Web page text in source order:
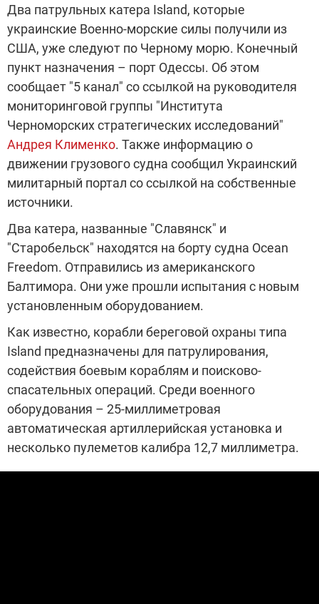
Два патрульных катера Island, которые
украинские Военно-морские силы получили из
США, уже следуют по Черному морю. Конечный
пункт назначения – порт Одессы. Об этом
сообщает "5 канал" со ссылкой на руководителя
мониторинговой группы "Института
Черноморских стратегических исследований"
Андрея Клименко. Также информацию о
движении грузового судна сообщил Украинский
милитарный портал со ссылкой на собственные
источники.
Два катера, названные "Славянск" и
"Старобельск" находятся на борту судна Ocean
Freedom. Отправились из американского
Балтимора. Они уже прошли испытания с новым
установленным оборудованием.
Как известно, корабли береговой охраны типа
Island предназначены для патрулирования,
содействия боевым кораблям и поисково-
спасательных операций. Среди военного
оборудования – 25-миллиметровая
автоматическая артиллерийская установка и
несколько пулеметов калибра 12,7 миллиметра.